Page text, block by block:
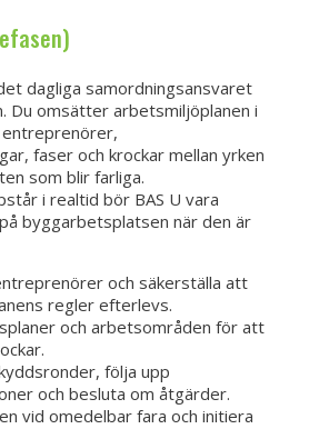
dagliga samordningsansvaret
Du omsätter arbetsmiljöplanen i
faser och krockar mellan yrken
som blir farliga.
i realtid bör BAS U vara
byggarbetsplatsen när den är
och säkerställa att
regler efterlevs.
och arbetsområden för att
följa upp
och besluta om åtgärder.
vid omedelbar fara och initiera